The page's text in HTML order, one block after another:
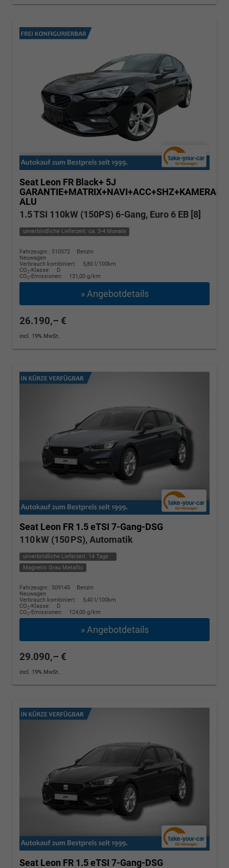
Seat Leon FR Black+ 5J
ALU
1.5 TSI 110kW (150PS) 6-Gang, Euro 6 EB [8]
unverbindliche Lieferzeit: ca. 3-4 Monate
Fahrzeugnr.: 510572
Benzin
Neuwagen
Verbrauch kombiniert:
5,80 l/100km
CO2-Klasse:
D
CO2-Emissionen: 131,00 g/km
» Angebotdetails
26.190,– €
incl. 19% MwSt.
Seat Leon FR 1.5 eTSI 7-Gang-DSG
110 kW (150 PS), Automatik
unverbindliche Lieferzeit: 14 Tage
Magnetic Grau Metallic
Fahrzeugnr.: 509145
Benzin
Neuwagen
Verbrauch kombiniert:
5,40 l/100km
CO2-Klasse:
D
CO2-Emissionen: 124,00 g/km
» Angebotdetails
29.090,– €
incl. 19% MwSt.
Seat Leon FR 1.5 eTSI 7-Gang-DSG